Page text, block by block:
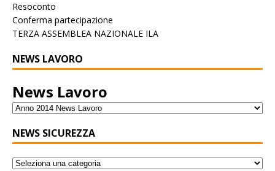
Resoconto
Conferma partecipazione
TERZA ASSEMBLEA NAZIONALE ILA
NEWS LAVORO
News Lavoro
NEWS SICUREZZA